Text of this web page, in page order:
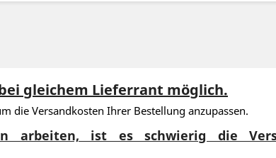
gleichem Lieferrant möglich.
die Versandkosten Ihrer Bestellung anzupassen.
arbeiten, ist es schwierig die